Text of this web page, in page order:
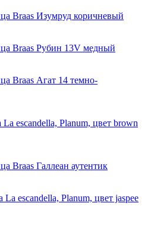
Braas Изумруд коричневый
Braas Рубин 13V медный
Braas Агат 14 темно-
escandella, Planum, цвет brown
Braas Галлеан аутентик
escandella, Planum, цвет jaspee